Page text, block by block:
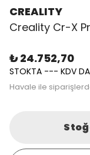
CREALITY
Creality Cr-X
₺ 24.752,70
STOKTA --- KDV
Havale ile